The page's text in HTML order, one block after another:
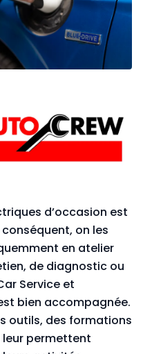
d’occasion est
on les
en atelier
de diagnostic ou
Service et
bien accompagnée.
outils, des formations
permettent